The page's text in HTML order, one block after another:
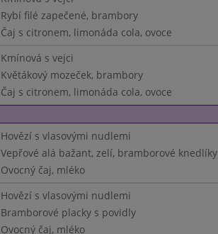
Rybí filé zapečené, brambory
Čaj s citronem, limonáda cola, ovoce
Kmínová s vejci
Květákový mozeček, brambory
Čaj s citronem, limonáda cola, ovoce
Hovězí s vlasovými nudlemi
Vepřové alá bažant, zelí, bramborové knedlíky
Ovocný čaj, mléko
Hovězí s vlasovými nudlemi
Bramborové placky s povidly
Ovocný čaj, mléko